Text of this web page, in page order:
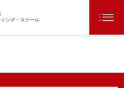
ング・スクール